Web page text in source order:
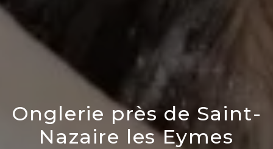
Onglerie près de Saint-
Nazaire les Eymes